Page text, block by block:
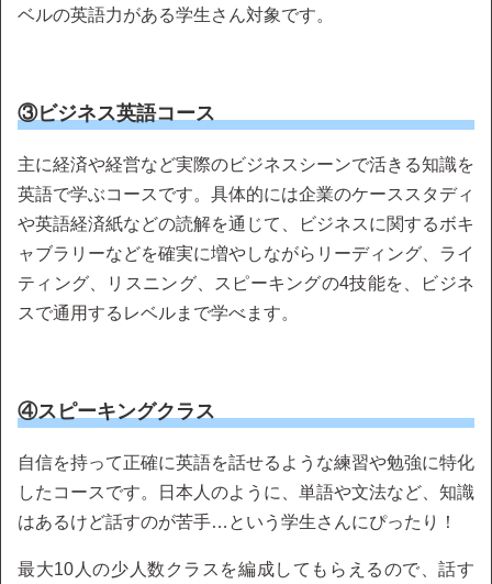
ベルの英語力がある学生さん対象です。
③ビジネス英語コース
主に経済や経営など実際のビジネスシーンで活きる知識を
英語で学ぶコースです。具体的には企業のケーススタディ
や英語経済紙などの読解を通じて、ビジネスに関するボキ
ャブラリーなどを確実に増やしながらリーディング、ライ
ティング、リスニング、スピーキングの4技能を、ビジネ
スで通用するレベルまで学べます。
④スピーキングクラス
自信を持って正確に英語を話せるような練習や勉強に特化
したコースです。日本人のように、単語や文法など、知識
はあるけど話すのが苦手…という学生さんにぴったり！
最大10人の少人数クラスを編成してもらえるので、話す